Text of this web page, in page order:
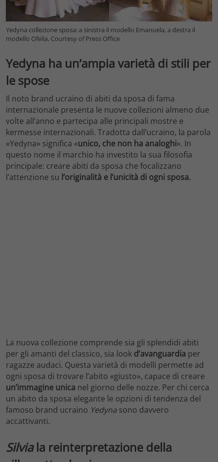
Yedyna collezione sposa: a sinistra il modello Emanuela, a destra il
modello Ofelia, Courtesy of Press Office
Yedyna ha un’ampia varietà di stili per
le spose
Il noto brand ucraino di abiti da sposa di fama
internazionale presenta le nuove collezioni almeno due
volte all’anno e partecipa alle principali mostre e
kermesse internazionali. Tradotta dall’ucraino, la parola
«Yedyna» significa «unico, che non ha analoghi». In
questo nome il marchio ha investito la sua filosofia
principale: creare abiti da sposa che focalizzano
l’attenzione su l’originalità e l’unicità di ogni sposa.
La nuova collezione comprende sia gli splendidi abiti
per gli amanti del classico, sia look d’avanguardia per
ragazze audaci. Questa varietà di modelli permette ad
ogni sposa di trovare l’abito «giusto», capace di creare
un’immagine unica nel giorno delle nozze. Per chi cerca
un abito da sposa elegante le opzioni di tendenza del
famoso brand ucraino Yedyna sono davvero
accattivanti.
Silviala reinterpretazione della